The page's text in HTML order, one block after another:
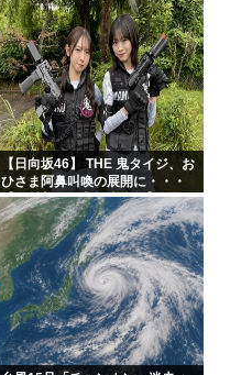
【日向坂46】 THE 鬼タイジ、お
ひさま阿鼻叫喚の展開に・・・
【金村美玖・髙橋未来虹】